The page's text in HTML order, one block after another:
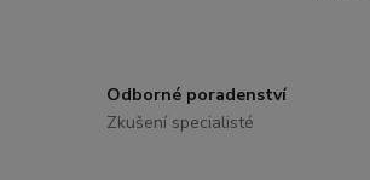
Odborné poradenství
Zkušení specialisté